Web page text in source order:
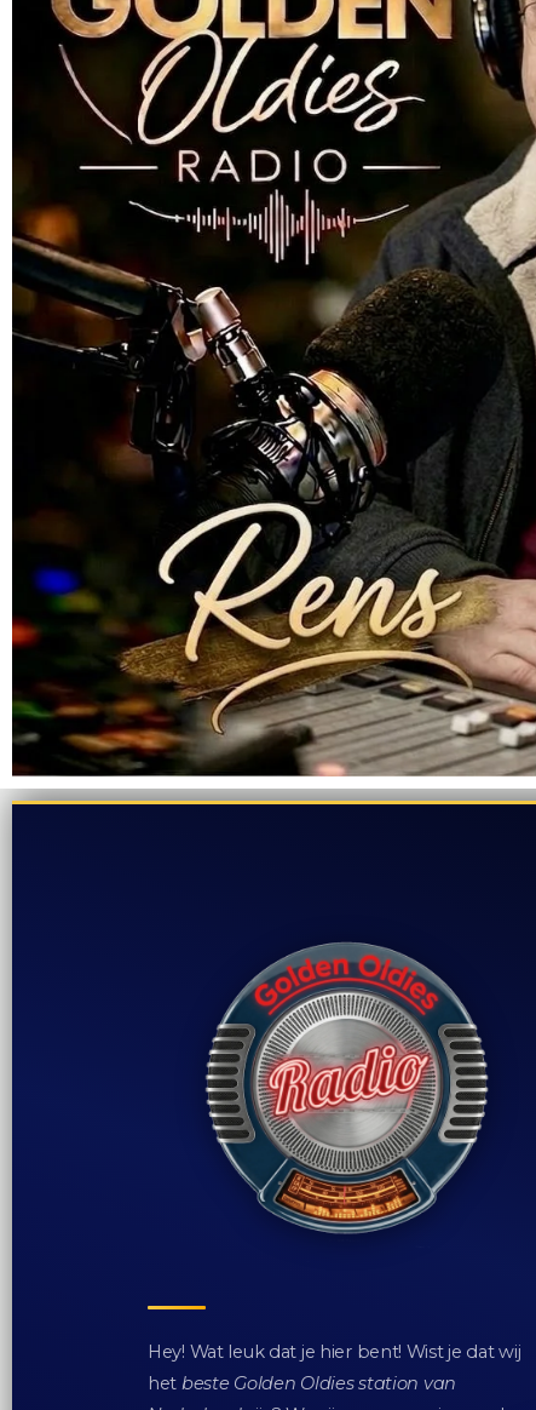
Hey! Wat leuk dat je hier bent! Wist je dat wij
het beste Golden Oldies station van